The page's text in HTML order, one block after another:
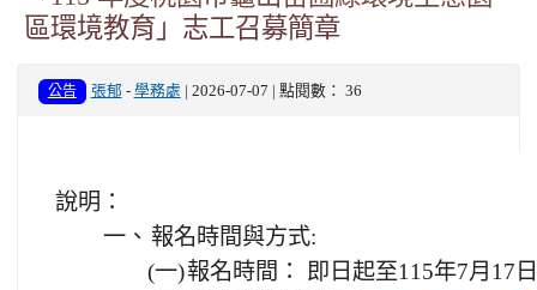
區環境教育」志工召募簡章
公告 張郁 - 學務處 | 2026-07-07 | 點閱數： 36
說明：
一、 報名時間與方式:
(一)報名時間： 即日起至115年7月17